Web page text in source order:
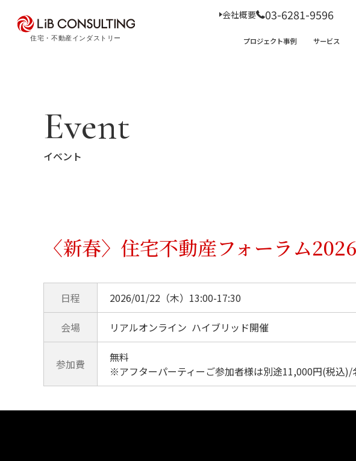
会社概要 03-6281-9596
プロジェクト事例
プロジェクト事例
Case Study
サービス
サービス
Service
トピックス
Topics
プロジェクト事例
トピックス
03-6281-9596
お問い合わせ
Event
イベント
〈新春〉住宅不動産フォーラム2026
日程 2026/01/22（木）13:00-17:30
会場 リアルオンライン ハイブリッド開催
参加費
無料
※アフターパーティーご参加者様は別途11,000円(税込)/